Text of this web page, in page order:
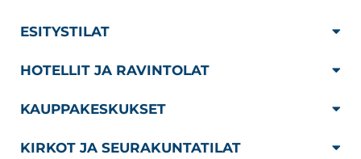
ESITYSTILAT
HOTELLIT JA RAVINTOLAT
KAUPPAKESKUKSET
KIRKOT JA SEURAKUNTATILAT